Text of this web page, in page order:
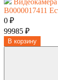
В0000017411
0 ₽
99985 ₽
В корзину